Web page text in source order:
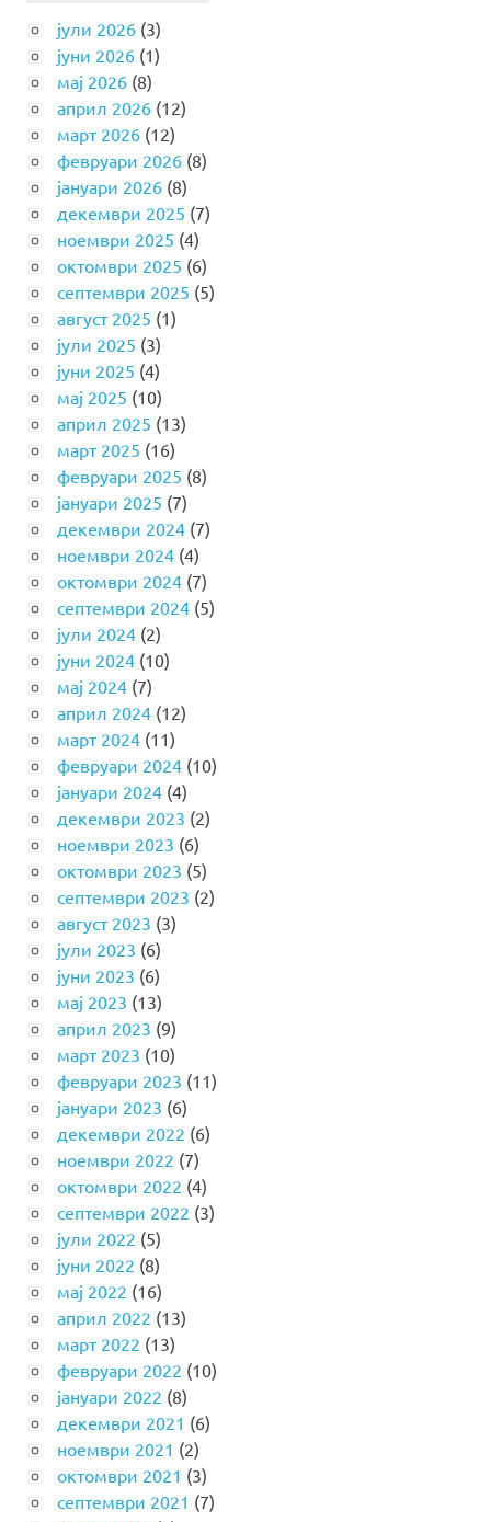
јули 2026(3)
јуни 2026(1)
мај 2026(8)
април 2026(12)
март 2026(12)
февруари 2026(8)
јануари 2026(8)
декември 2025 (7)
ноември 2025 (4)
октомври 2025 (6)
септември 2025 (5)
август 2025 (1)
јули 2025 (3)
јуни 2025 (4)
мај 2025 (10)
април 2025 (13)
март 2025 (16)
февруари 2025 (8)
јануари 2025 (7)
декември 2024(7)
ноември 2024(4)
октомври 2024(7)
септември 2024(5)
јули 2024(2)
јуни 2024(10)
мај 2024(7)
април 2024(12)
март 2024(11)
февруари 2024(10)
јануари 2024(4)
декември 2023 (2)
ноември 2023 (6)
октомври 2023 (5)
септември 2023 (2)
август 2023 (3)
јули 2023 (6)
јуни 2023 (6)
мај 2023 (13)
април 2023 (9)
март 2023 (10)
февруари 2023 (11)
јануари 2023 (6)
декември 2022 (6)
ноември 2022 (7)
октомври 2022 (4)
септември 2022 (3)
јули 2022 (5)
јуни 2022 (8)
мај 2022 (16)
април 2022 (13)
март 2022 (13)
февруари 2022 (10)
јануари 2022 (8)
декември 2021 (6)
ноември 2021 (2)
октомври 2021 (3)
септември 2021 (7)